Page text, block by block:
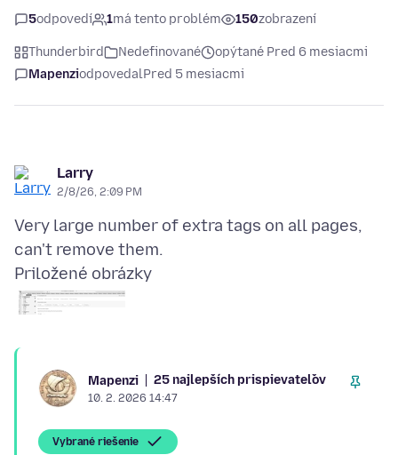
5odpovedí 1má tento problém 150zobrazení
Thunderbird Nedefinované
opýtané Pred 6 mesiacmi
MapenziodpovedalPred 5 mesiacmi
Larry
2/8/26, 2:09 PM
Very large number of extra tags on all pages,
Priložené obrázky
Mapenzi 25 najlepších prispievateľov
10. 2. 2026 14:47
Vybrané riešenie